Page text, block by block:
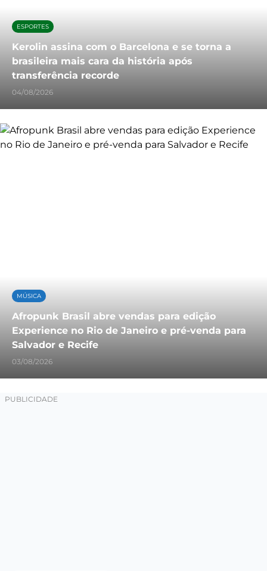
ESPORTES
Kerolin assina com o Barcelona e se torna a
brasileira mais cara da história após
transferência recorde
04/08/2026
MÚSICA
Afropunk Brasil abre vendas para edição
Experience no Rio de Janeiro e pré-venda para
Salvador e Recife
03/08/2026